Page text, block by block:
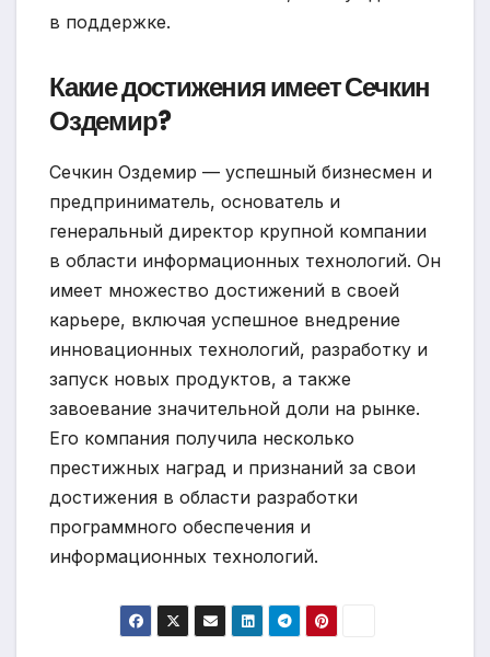
в поддержке.
Какие достижения имеет Сечкин
Оздемир?
Сечкин Оздемир — успешный бизнесмен и
предприниматель, основатель и
генеральный директор крупной компании
в области информационных технологий. Он
имеет множество достижений в своей
карьере, включая успешное внедрение
инновационных технологий, разработку и
запуск новых продуктов, а также
завоевание значительной доли на рынке.
Его компания получила несколько
престижных наград и признаний за свои
достижения в области разработки
программного обеспечения и
информационных технологий.